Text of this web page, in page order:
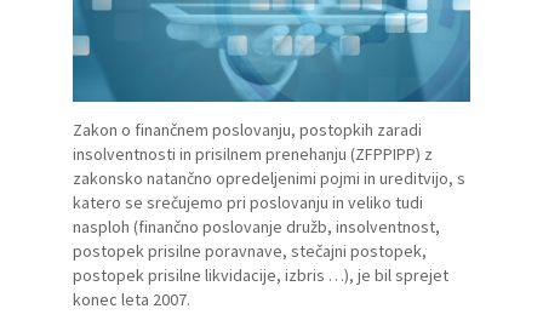
Zakon o finančnem poslovanju, postopkih zaradi
insolventnosti in prisilnem prenehanju (ZFPPIPP) z
zakonsko natančno opredeljenimi pojmi in ureditvijo, s
katero se srečujemo pri poslovanju in veliko tudi
nasploh (finančno poslovanje družb, insolventnost,
postopek prisilne poravnave, stečajni postopek,
postopek prisilne likvidacije, izbris …), je bil sprejet
konec leta 2007.